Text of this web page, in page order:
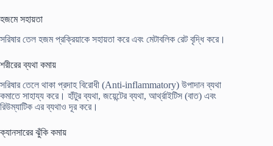
হজমে সহায়তা
সরিষার তেল হজম প্রক্রিয়াকে সহায়তা করে এবং মেটাবলিক রেট বৃদ্ধি করে।
শরীরের ব্যথা কমায়
সরিষার তেলে থাকা প্রদাহ বিরোধী (Anti-inflammatory) উপাদান ব্যথা
কমাতে সাহায্য করে। হাঁটুর ব্যথা, জয়েন্টের ব্যথা, আর্থ্রাইটিস (বাত) এবং
রিউম্যাটিক এর ব্যথাও দূর করে।
ক্যানসারের ঝুঁকি কমায়